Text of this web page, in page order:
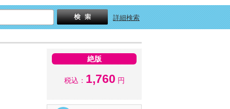
詳細検索
絶版
税込： 1,760 円